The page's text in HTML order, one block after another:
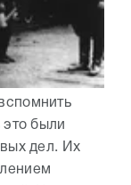
были
дел. Их